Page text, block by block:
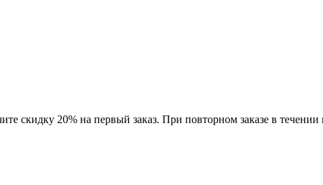
скидку 20% на первый заказ. При повторном заказе в